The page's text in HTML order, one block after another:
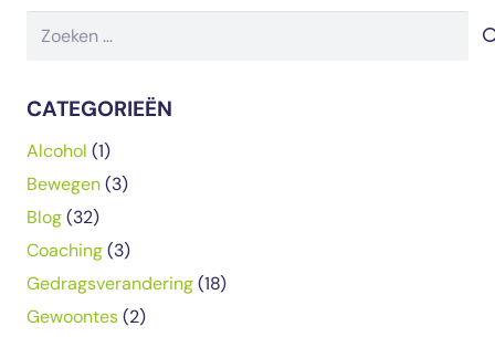
Zoeken
CATEGORIEËN
Alcohol (1)
Bewegen(3)
Blog(32)
Coaching(3)
Gedragsverandering(18)
Gewoontes(2)